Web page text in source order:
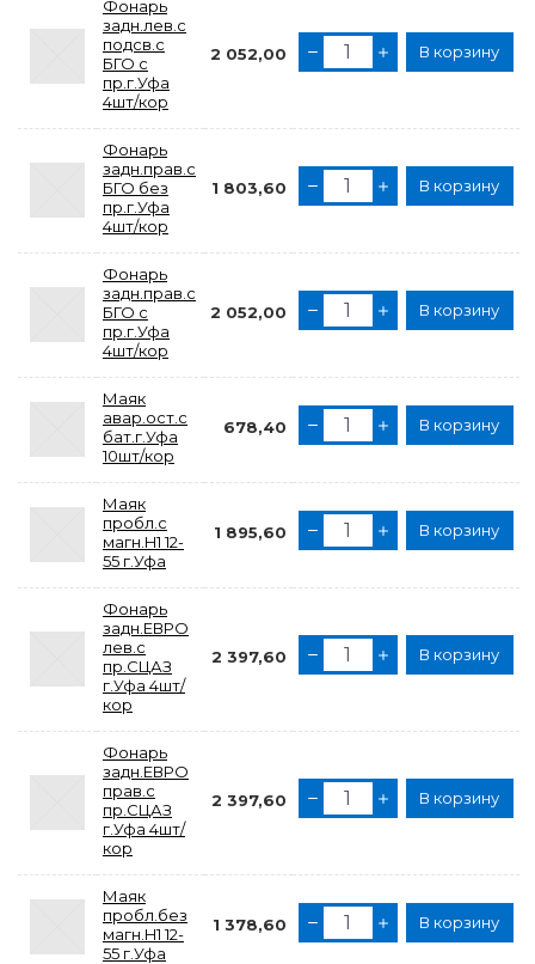
Фонарь
задн.лев.с
подсв.с
БГО с
пр.г.Уфа
4шт/кор
2 052,00 В корзину
Фонарь
задн.прав.с
БГО без
пр.г.Уфа
4шт/кор
1 803,60 В корзину
Фонарь
задн.прав.с
БГО с
пр.г.Уфа
4шт/кор
2 052,00 В корзину
Маяк
авар.ост.с
бат.г.Уфа
10шт/кор
678,40 В корзину
Маяк
пробл.с
магн.H1 12-
55 г.Уфа
1 895,60 В корзину
Фонарь
задн.ЕВРО
лев.с
пр.СЦАЗ
г.Уфа 4шт/
кор
2 397,60 В корзину
Фонарь
задн.ЕВРО
прав.с
пр.СЦАЗ
г.Уфа 4шт/
кор
2 397,60 В корзину
Маяк
пробл.без
магн.H1 12-
55 г.Уфа
1 378,60 В корзину